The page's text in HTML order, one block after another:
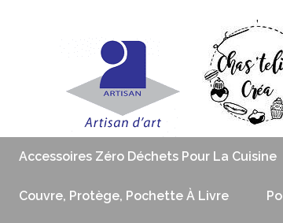
Accessoires Zéro Déchets Pour La Cuisine
Couvre, Protège, Pochette À Livre